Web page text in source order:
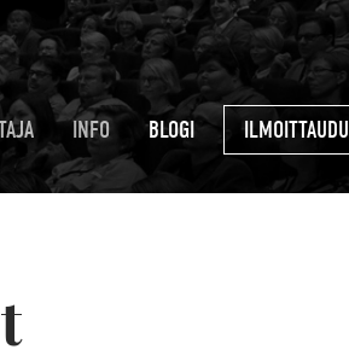
INFO BLOGI ILMOITTAUDU